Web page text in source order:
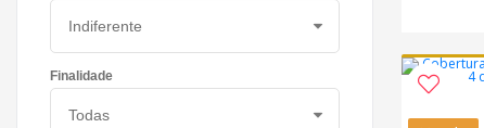
Finalidade